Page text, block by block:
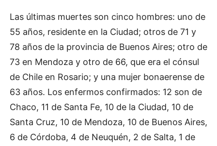
Las últimas muertes son cinco hombres: uno de
55 años, residente en la Ciudad; otros de 71 y
78 años de la provincia de Buenos Aires; otro de
73 en Mendoza y otro de 66, que era el cónsul
de Chile en Rosario; y una mujer bonaerense de
63 años. Los enfermos confirmados: 12 son de
Chaco, 11 de Santa Fe, 10 de la Ciudad, 10 de
Santa Cruz, 10 de Mendoza, 10 de Buenos Aires,
6 de Córdoba, 4 de Neuquén, 2 de Salta, 1 de